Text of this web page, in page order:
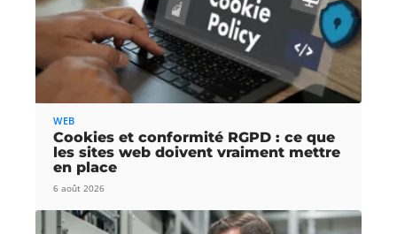
WEB
Cookies et conformité RGPD : ce que
les sites web doivent vraiment mettre
en place
6 août 2026